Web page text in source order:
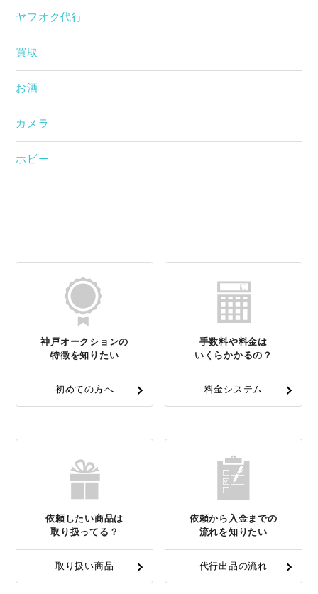
ヤフオク代行
買取
お酒
カメラ
ホビー
神戸オークションの
特徴を知りたい
初めての方へ
手数料や料金は
いくらかかるの？
料金システム
依頼したい商品は
取り扱ってる？
取り扱い商品
依頼から入金までの
流れを知りたい
代行出品の流れ